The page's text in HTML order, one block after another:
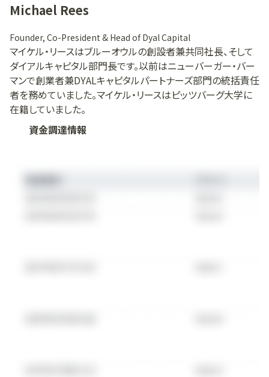
場を通じて金融資産およびハードアセットの分散されたポー
ます。 オルタナティブ・クレジット戦略は、過去4年間のうち3回
（2021年、2023年、2024年）、「スペシャリティ・ファイナンス・レ
ンダー・オブ・ザ・イヤー（米州）」の称号を獲得しました。
リアル・アセット部門は、ネットリース、不動産クレジット、デジ
タルインフラストラクチャーにわたる投資を管理しています。
ネットリース戦略は、数百のテナントとの契約関係を通じて数
千のエクイティ資産を保有しており、これは米国でも最大級の
ポートフォリオの一つであり、市場サイクルを問わず投資家に
フォームです。ブルー・オウルのデジタルインフラ戦略は、北米
います。 設立以来、70以上のパートナーシップを通じて100件
このプラットフォームにはNBAとの業界初の提携も含まれて
います。ブルー・オウルの「ホームコート・パートナーズ
Michael Rees
Founder, Co-President & Head of Dyal Capital
マイケル・リースはブルーオウルの創設者兼共同社長、そして
ダイアルキャピタル部門長です。以前はニューバーガー・バー
マンで創業者兼DYALキャピタルパートナーズ部門の統括責任
者を務めていました。マイケル・リースはピッツバーグ大学に
在籍していました。
資金調達情報